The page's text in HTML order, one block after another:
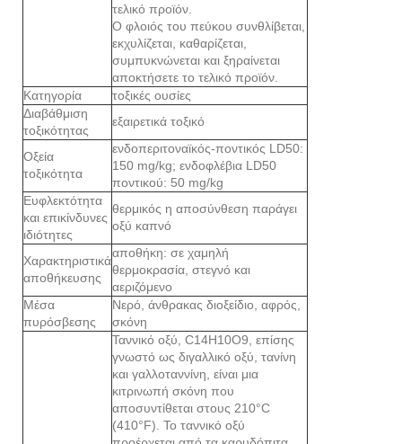
τελικό προϊόν.
Ο φλοιός του πεύκου συνθλίβεται,
εκχυλίζεται, καθαρίζεται,
συμπυκνώνεται και ξηραίνεται
αποκτήσετε το τελικό προϊόν.
Κατηγορία
τοξικές ουσίες
Διαβάθμιση
τοξικότητας
εξαιρετικά τοξικό
Οξεία
τοξικότητα
ενδοπεριτοναϊκός-ποντικός LD50:
150 mg/kg; ενδοφλέβια LD50
ποντικού: 50 mg/kg
Ευφλεκτότητα
και επικίνδυνες
ιδιότητες
θερμικός η αποσύνθεση παράγει
οξύ καπνό
Χαρακτηριστικά
αποθήκευσης
αποθήκη: σε χαμηλή
θερμοκρασία, στεγνό και
αεριζόμενο
Μέσα
πυρόσβεσης
Νερό, άνθρακας διοξείδιο, αφρός,
σκόνη
Ταννικό οξύ, C14H10O9, επίσης
γνωστό ως διγαλλικό οξύ, τανίνη
και γαλλοταννίνη, είναι μια
κιτρινωπή σκόνη που
αποσυντίθεται στους 210°C
(410°F). Το ταννικό οξύ